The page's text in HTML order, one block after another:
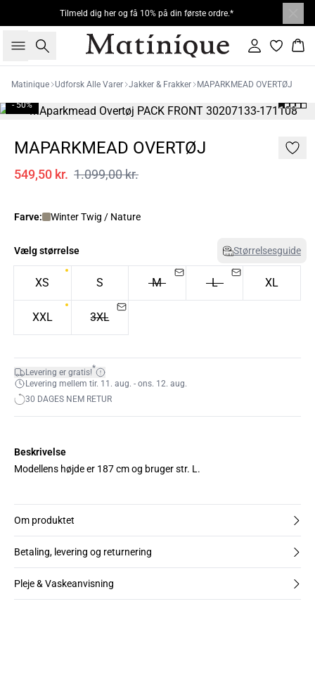
Tilmeld dig her og få 10% på din første ordre.*
Søg Log ind
Matinique Udforsk Alle Varer Jakker & Frakker MAPARKMEAD OVERTØJ
- 50%
MAPARKMEAD OVERTØJ
549,50 kr. 1.099,00 kr.
Farve: Winter Twig / Nature
Vælg størrelse Størrelsesguide
XS S M L XL
XXL 3XL
Levering er gratis!*
Levering mellem tir. 11. aug. - ons. 12. aug.
30 DAGES NEM RETUR
Beskrivelse
Modellens højde er 187 cm og bruger str. L.
Om produktet
Betaling, levering og returnering
Pleje & Vaskeanvisning